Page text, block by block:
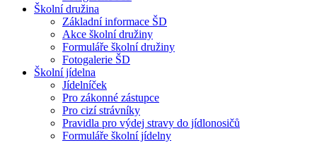
Školní družina
Základní informace ŠD
Akce školní družiny
Formuláře školní družiny
Fotogalerie ŠD
Školní jídelna
Jídelníček
Pro zákonné zástupce
Pro cizí strávníky
Pravidla pro výdej stravy do jídlonosičů
Formuláře školní jídelny